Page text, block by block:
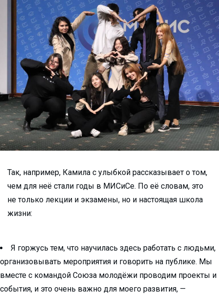
Так, например, Камила с улыбкой рассказывает о том,
чем для неё стали годы в МИСиСе. По её словам, это
не только лекции и экзамены, но и настоящая школа
жизни:
Я горжусь тем, что научилась здесь работать с людьми,
организовывать мероприятия и говорить на публике. Мы
вместе с командой Союза молодёжи проводим проекты и
события, и это очень важно для моего развития, —